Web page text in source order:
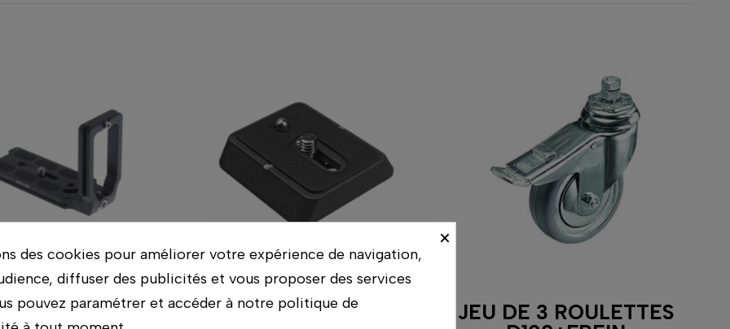
Benro Gitzo
JEU DE 3 ROULETTES
×
des cookies pour améliorer votre expérience de navigation,
diffuser des publicités et vous proposer des services
pouvez paramétrer et accéder à notre politique de